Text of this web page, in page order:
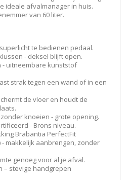
ideale afvalmanager in huis.
van 60 liter.
te bedienen pedaal.
- deksel blijft open.
- uitneembare kunststof
strak tegen een wand of in een
de vloer en houdt de
knoeien - grote opening.
- Brons niveau.
Brabantia PerfectFit
- makkelijk aanbrengen, zonder
genoeg voor al je afval.
– stevige handgrepen